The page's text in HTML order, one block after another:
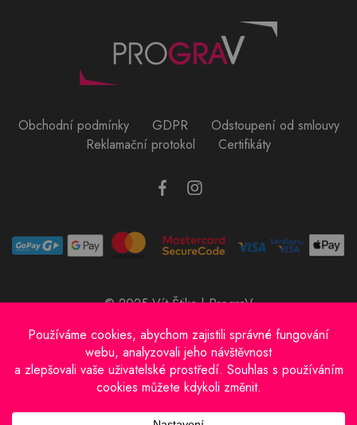
Obchodní podmínky GDPR
Odstoupení od smlouvy
Reklamační protokol
Certifikáty
© 2025 Vít Štika | PrograV
Provozovatel e-shopu: Vít Štika
IČO: 01597833